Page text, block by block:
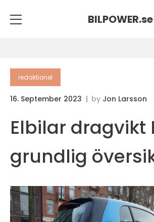
BILPOWER.se
redaktionel
16. September 2023 by Jon Larsson
Elbilar dragvikt
grundlig